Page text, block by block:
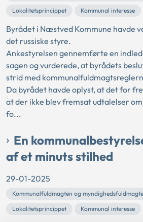
Lokalitetsprincippet
Kommunal interesse
Byrådet i Næstved Kommune havde
det russiske styre.
Ankestyrelsen gennemførte en
sagen og vurderede, at byrådets
strid med
Da byrådet havde oplyst, at det for
at der ikke blev fremsat udtalelser
fo...
En
af et minuts stilhed
29-01-2025
Kommunalfuldmagten og
Lokalitetsprincippet
Kommunal interesse